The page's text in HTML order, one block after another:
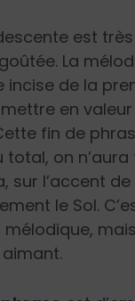
est
La
incise de la
en valeur
fin de
total, on n’aura
sur l’accent de
le Sol.
mélodique,